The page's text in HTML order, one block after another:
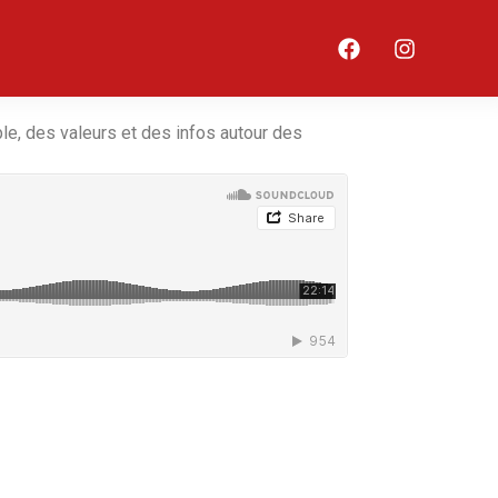
des valeurs et des infos autour des